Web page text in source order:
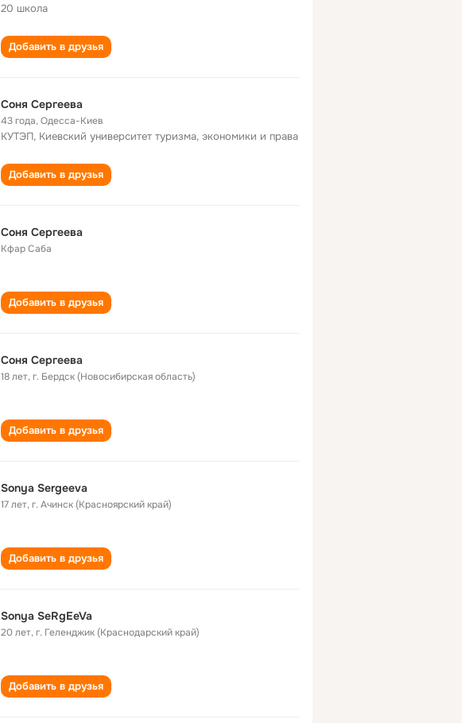
20 школа
Добавить в друзья
Соня Сергеева
43 года,Одесса-Киев
КУТЭП, Киевский университет туризма, экономики и права
Добавить в друзья
Соня Сергеева
Кфар Саба
Добавить в друзья
Соня Сергеева
18 лет,г. Бердск (Новосибирская область)
Добавить в друзья
Sonya Sergeeva
17 лет,г. Ачинск (Красноярский край)
Добавить в друзья
Sonya SeRgEeVa
20 лет,г. Геленджик (Краснодарский край)
Добавить в друзья